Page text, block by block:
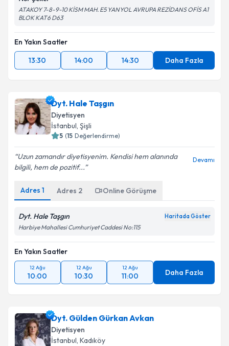
ATAKOY 7-8-9-10 KİSM MAH. E5 YANYOL AVRUPA REZİDANS OFİS A1
BLOK KAT6 D63
En Yakın Saatler
13:30
14:00 14:30 Daha Fazla
Dyt. Hale Taşgın
Diyetisyen
İstanbul, Şişli
5 (15 Değerlendirme)
Uzun zamandır diyetisyenim. Kendisi hem alanında
bilgili, hem de pozitif...
Devamı
Adres 1 Adres 2 Online Görüşme
Dyt. Hale Taşgın Haritada Göster
Harbiye Mahallesi Cumhuriyet Caddesi No:115
En Yakın Saatler
12 Ağu
10:00
12 Ağu
10:30
12 Ağu
11:00 Daha Fazla
Dyt. Gülden Gürkan Avkan
Diyetisyen
İstanbul, Kadıköy